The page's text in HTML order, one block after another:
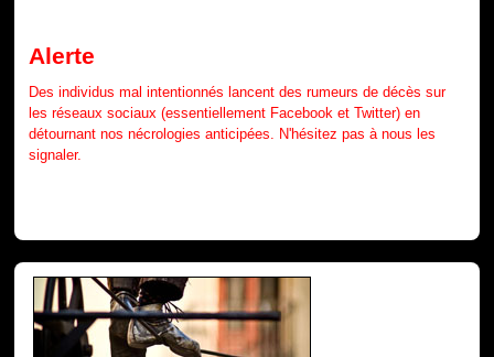
Alerte
Des individus mal intentionnés lancent des rumeurs de décès sur
les réseaux sociaux (essentiellement Facebook et Twitter) en
détournant nos nécrologies anticipées. N'hésitez pas à nous les
signaler.